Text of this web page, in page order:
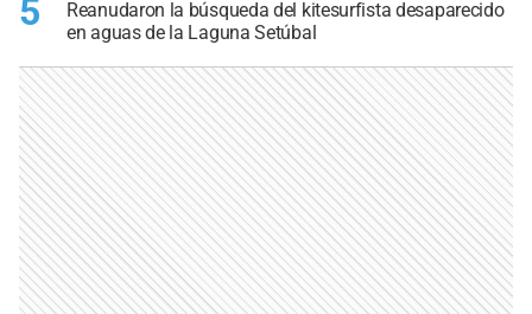
5
Reanudaron la búsqueda del kitesurfista desaparecido
en aguas de la Laguna Setúbal